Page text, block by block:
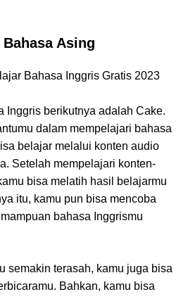
Asing
Inggris berikutnya adalah Cake.
dalam mempelajari bahasa
belajar melalui konten audio
Setelah mempelajari konten-
bisa melatih hasil belajarmu
itu, kamu pun bisa mencoba
bahasa Inggrismu
semakin terasah, kamu juga bisa
Bahkan, kamu bisa